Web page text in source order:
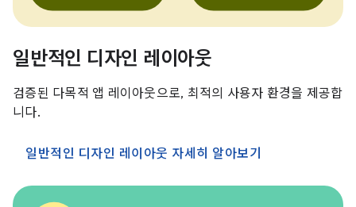
일반적인 디자인 레이아웃
검증된 다목적 앱 레이아웃으로, 최적의 사용자 환경을 제공합
니다.
일반적인 디자인 레이아웃 자세히 알아보기